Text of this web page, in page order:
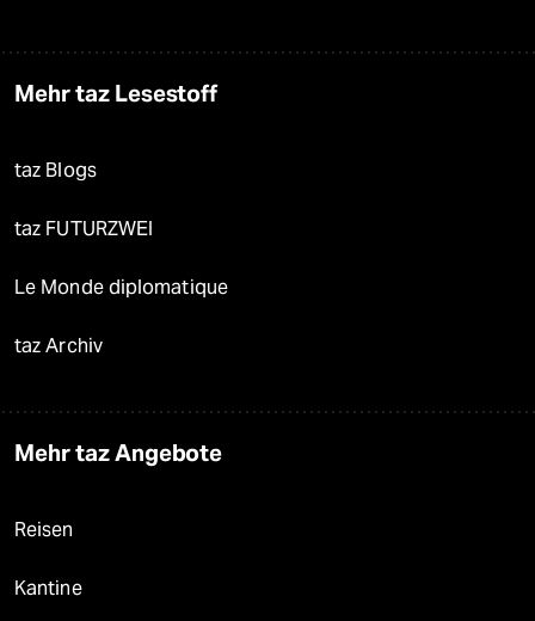
Mehr taz Lesestoff
taz Blogs
taz FUTURZWEI
Le Monde diplomatique
taz Archiv
Mehr taz Angebote
Reisen
Kantine